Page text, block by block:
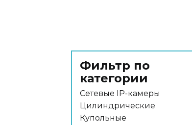
Фильтр по
категории
Сетевые IP-камеры
Цилиндрические
Купольные